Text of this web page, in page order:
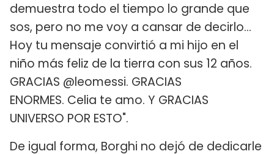
demuestra todo el tiempo lo grande que
sos, pero no me voy a cansar de decirlo…
Hoy tu mensaje convirtió a mi hijo en el
niño más feliz de la tierra con sus 12 años.
GRACIAS @leomessi. GRACIAS
ENORMES. Celia te amo. Y GRACIAS
UNIVERSO POR ESTO".
De igual forma, Borghi no dejó de dedicarle